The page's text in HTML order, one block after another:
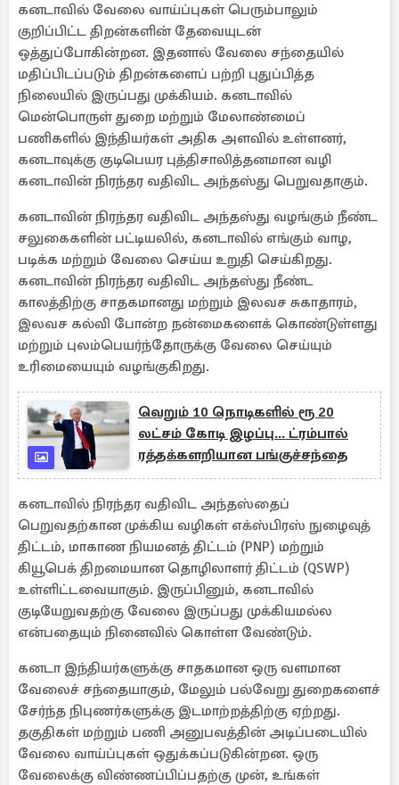
கனடாவில் வேலை வாய்ப்புகள் பெரும்பாலும்
குறிப்பிட்ட திறன்களின் தேவையுடன்
ஒத்துப்போகின்றன. இதனால் வேலை சந்தையில்
மதிப்பிடப்படும் திறன்களைப் பற்றி புதுப்பித்த
நிலையில் இருப்பது முக்கியம். கனடாவில்
மென்பொருள் துறை மற்றும் மேலாண்மைப்
பணிகளில் இந்தியர்கள் அதிக அளவில் உள்ளனர்,
கனடாவுக்கு குடிபெயர புத்திசாலித்தனமான வழி
கனடாவின் நிரந்தர வதிவிட அந்தஸ்து பெறுவதாகும்.
கனடாவின் நிரந்தர வதிவிட அந்தஸ்து வழங்கும் நீண்ட
சலுகைகளின் பட்டியலில், கனடாவில் எங்கும் வாழ,
படிக்க மற்றும் வேலை செய்ய உறுதி செய்கிறது.
கனடாவின் நிரந்தர வதிவிட அந்தஸ்து நீண்ட
காலத்திற்கு சாதகமானது மற்றும் இலவச சுகாதாரம்,
இலவச கல்வி போன்ற நன்மைகளைக் கொண்டுள்ளது
மற்றும் புலம்பெயர்ந்தோருக்கு வேலை செய்யும்
உரிமையையும் வழங்குகிறது.
வெறும் 10 நொடிகளில் ரூ 20
லட்சம் கோடி இழப்பு... ட்ரம்பால்
ரத்தக்களறியான பங்குச்சந்தை
கனடாவில் நிரந்தர வதிவிட அந்தஸ்தைப்
பெறுவதற்கான முக்கிய வழிகள் எக்ஸ்பிரஸ் நுழைவுத்
திட்டம், மாகாண நியமனத் திட்டம் (PNP) மற்றும்
கியூபெக் திறமையான தொழிலாளர் திட்டம் (QSWP)
உள்ளிட்டவையாகும். இருப்பினும், கனடாவில்
குடியேறுவதற்கு வேலை இருப்பது முக்கியமல்ல
என்பதையும் நினைவில் கொள்ள வேண்டும்.
கனடா இந்தியர்களுக்கு சாதகமான ஒரு வளமான
வேலைச் சந்தையாகும், மேலும் பல்வேறு துறைகளைச்
சேர்ந்த நிபுணர்களுக்கு இடமாற்றத்திற்கு ஏற்றது.
தகுதிகள் மற்றும் பணி அனுபவத்தின் அடிப்படையில்
வேலை வாய்ப்புகள் ஒதுக்கப்படுகின்றன. ஒரு
வேலைக்கு விண்ணப்பிப்பதற்கு முன், உங்கள்